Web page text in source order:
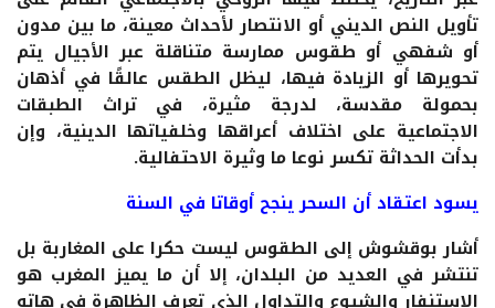
تأويل النص الديني أو الانتصار لأحداث معينة، ما بين مدون
أو شفهي أو طقوس ممارسة متناقلة عبر الأجيال يتم
تحويرها أو الزيادة فيها، ليظل الطقس عالقًا في أذهان
بحمولة مقدسة، لدرجة مثيرة، في تراث الطبقات
الاجتماعية على اختلاف أعراقها وخلفياتها الدينية، وإن
بدأت الحداثة تكسر نوعا ما وثيرة الاحتفالية.
يسود اعتقاد أن السحر ينجح أوقاتا في السنة
أشار بوقشوش إلى الطقوس ليست حكرا على المغاربة بل
تنتشر في العديد من البلدان، إلا أن ما يميز المغرب هو
الاستنفار والشيوع والتداول الذي تعرف الظاهرة في هاته